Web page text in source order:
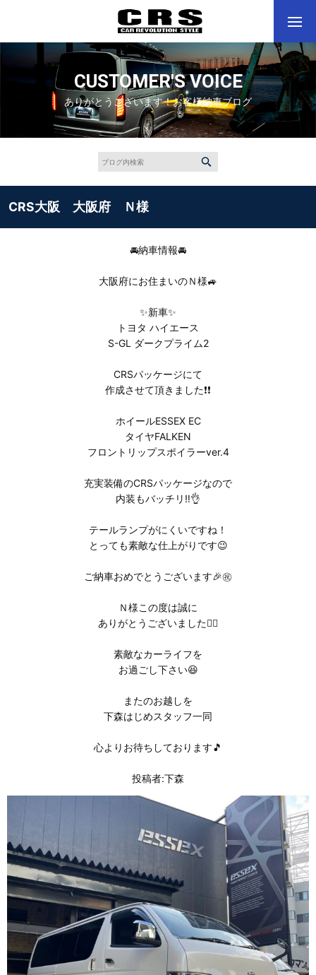
CUSTOMER'S VOICE
ありがとうございます！お客様納車ブログ
CRS大阪 大阪府 Ｎ様
🚘納車情報🚘
大阪府にお住まいのＮ様🚙
✨新車✨
トヨタ ハイエース
S-GL ダークプライム2
CRSパッケージにて
作成させて頂きました❗❗
ホイールESSEX EC
タイヤFALKEN
フロントリップスポイラーver.4
充実装備のCRSパッケージなので
内装もバッチリ‼️👌
テールランプがにくいですね！
とっても素敵な仕上がりです😉
ご納車おめでとうございます🎉㊗️
Ｎ様この度は誠に
ありがとうございました🙇‍♂️
素敵なカーライフを
お過ごし下さい😆
またのお越しを
下森はじめスタッフ一同
心よりお待ちしております🎵
投稿者:下森